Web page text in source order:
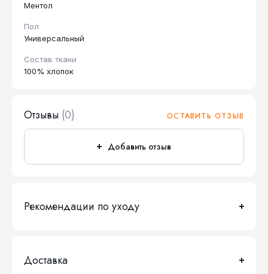
Ментол
Пол
Универсальный
Состав ткани
100% хлопок
Отзывы (0) ОСТАВИТЬ ОТЗЫВ
Добавить отзыв
Рекомендации по уходу
Доставка